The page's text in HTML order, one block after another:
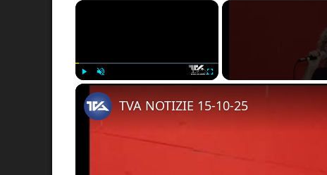
×
Play Unmute Fullscreen
TVA NOTIZIE 15-10-25